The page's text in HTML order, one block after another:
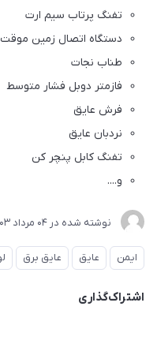
تفنگ پرتاب سیم ارت
دستگاه اتصال زمین موقت
طناب نجات
فازمتر دوبل فشار متوسط
فرش عایق
نردبان عایق
تفنگ کابل پنچر کن
و....
نوشته شده در 04 مرداد 1403
ایمن عایق عایق برق
اشتراک‌گذاری